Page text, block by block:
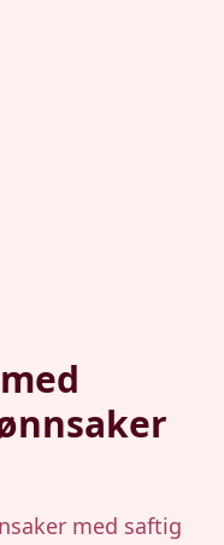
med saftig